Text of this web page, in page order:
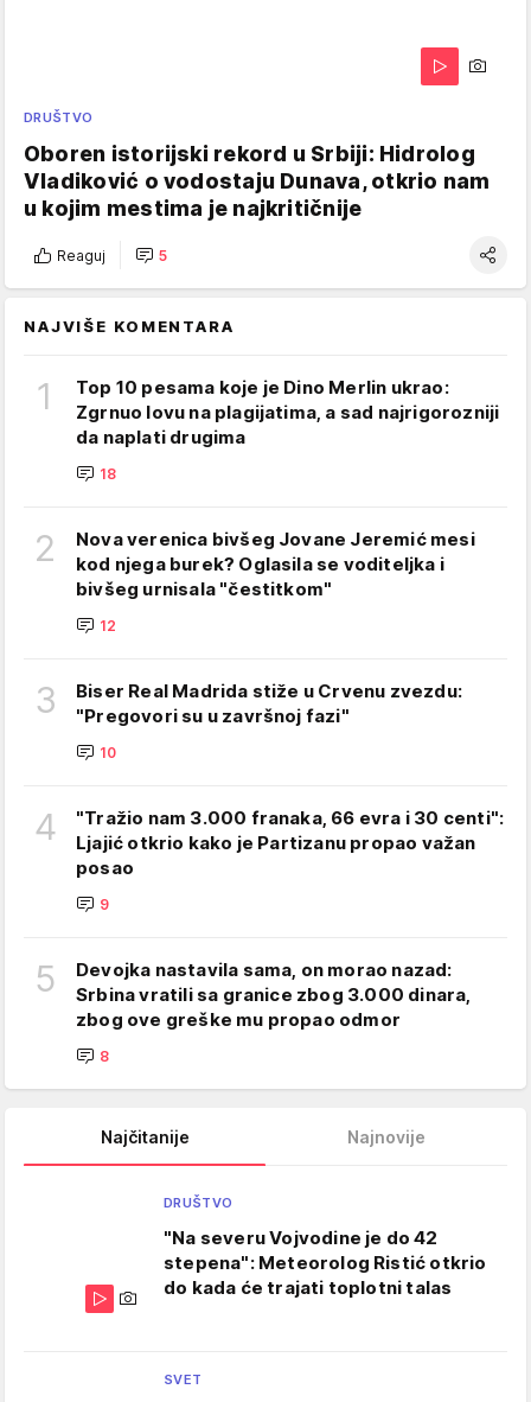
DRUŠTVO
Oboren istorijski rekord u Srbiji: Hidrolog
Vladiković o vodostaju Dunava, otkrio nam
u kojim mestima je najkritičnije
Reaguj 5
NAJVIŠE KOMENTARA
1
Top 10 pesama koje je Dino Merlin ukrao:
Zgrnuo lovu na plagijatima, a sad najrigorozniji
da naplati drugima
18
2
Nova verenica bivšeg Jovane Jeremić mesi
kod njega burek? Oglasila se voditeljka i
bivšeg urnisala "čestitkom"
12
3
Biser Real Madrida stiže u Crvenu zvezdu:
"Pregovori su u završnoj fazi"
10
4
"Tražio nam 3.000 franaka, 66 evra i 30 centi":
Ljajić otkrio kako je Partizanu propao važan
posao
9
5
Devojka nastavila sama, on morao nazad:
Srbina vratili sa granice zbog 3.000 dinara,
zbog ove greške mu propao odmor
8
Najčitanije Najnovije
DRUŠTVO
"Na severu Vojvodine je do 42
stepena": Meteorolog Ristić otkrio
do kada će trajati toplotni talas
SVET